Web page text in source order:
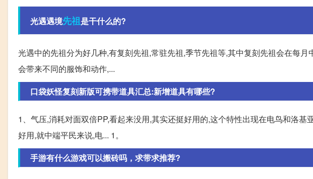
光遇遇境先祖是干什么的?
光遇中的先祖分为好几种,有复刻先祖,常驻先祖,季节先祖等,其中复刻先祖会在每
会带来不同的服饰和动作,...
口袋妖怪复刻新版可携带道具汇总:新增道具有哪些?
1、气压,消耗对面双倍PP,看起来没用,其实还挺好用的,这个特性出现在电鸟和洛
好用,就中端平民来说,电... 1。
手游有什么游戏可以搬砖吗，求带求推荐?